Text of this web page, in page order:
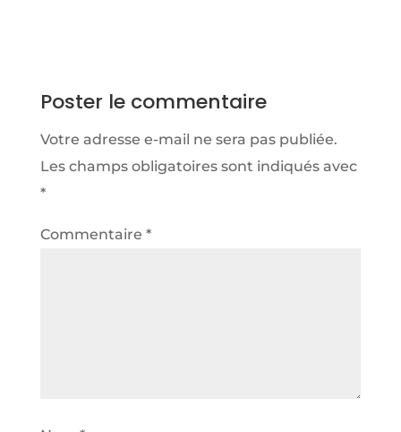
Poster le commentaire
Votre adresse e-mail ne sera pas publiée.
Les champs obligatoires sont indiqués avec
*
Commentaire *